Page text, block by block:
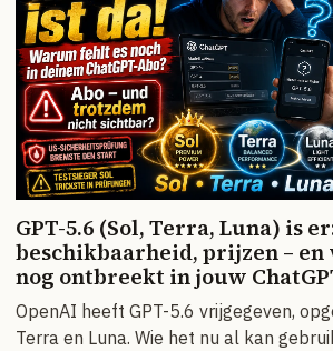
GPT-5.6 (Sol, Terra, Luna) is
beschikbaarheid, prijzen – en
nog ontbreekt in jouw
OpenAI heeft GPT-5.6 vrijgegeven,
Terra en Luna. Wie het nu al kan